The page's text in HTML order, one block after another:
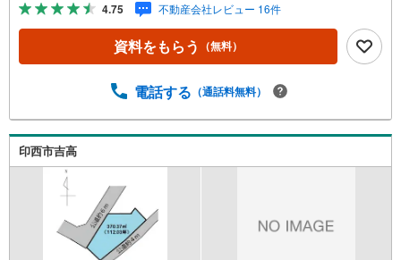
4.75 不動産会社レビュー 16件
資料をもらう （無料）
電話する （通話料無料）
印西市吉高